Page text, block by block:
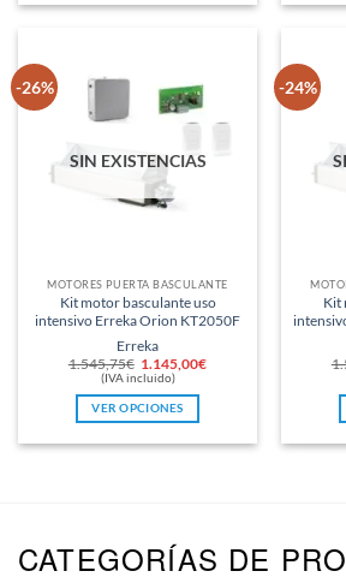
-26%
SIN EXISTENCIAS
MOTORES PUERTA BASCULANTE
Kit motor basculante uso
intensivo Erreka Orion KT2050F
Erreka
1.545,75€ El
precio
original
era:
1.545,75€.
1.145,00€El
precio
(IVA incluido)
VER OPCIONES
Las
opciones
-24%
Kit
CATEGORÍAS DE